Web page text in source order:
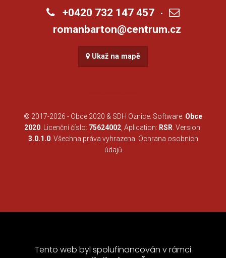
+0420 732 147 457 •
romanbarton@centrum.cz
Ukaž na mapě
© 2017-2026 - Obce 2020 & SDH Oznice. Software: Obce
2020. Licenční číslo: 75624002, Aplication: RSR. Version:
3.0.1.0. Všechna práva vyhrazena. Ochrana osobních
údajů
Tento web byl spolufinancován v rámci